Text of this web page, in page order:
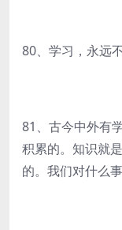
80、学习，永远
81、古今中外有
积累的。知识就
的。我们对什么